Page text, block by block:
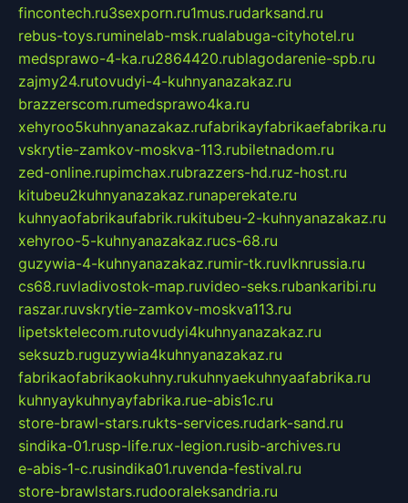
fincontech.ru3sexporn.ru1mus.rudarksand.ru
rebus-toys.ruminelab-msk.rualabuga-cityhotel.ru
medsprawo-4-ka.ru2864420.rublagodarenie-spb.ru
zajmy24.rutovudyi-4-kuhnyanazakaz.ru
brazzerscom.rumedsprawo4ka.ru
xehyroo5kuhnyanazakaz.rufabrikayfabrikaefabrika.ru
vskrytie-zamkov-moskva-113.rubiletnadom.ru
zed-online.rupimchax.rubrazzers-hd.ruz-host.ru
kitubeu2kuhnyanazakaz.runaperekate.ru
kuhnyaofabrikaufabrik.rukitubeu-2-kuhnyanazakaz.ru
xehyroo-5-kuhnyanazakaz.rucs-68.ru
guzywia-4-kuhnyanazakaz.rumir-tk.ruvlknrussia.ru
cs68.ruvladivostok-map.ruvideo-seks.rubankaribi.ru
raszar.ruvskrytie-zamkov-moskva113.ru
lipetsktelecom.rutovudyi4kuhnyanazakaz.ru
seksuzb.ruguzywia4kuhnyanazakaz.ru
fabrikaofabrikaokuhny.rukuhnyaekuhnyaafabrika.ru
kuhnyaykuhnyayfabrika.rue-abis1c.ru
store-brawl-stars.rukts-services.rudark-sand.ru
sindika-01.rusp-life.rux-legion.rusib-archives.ru
e-abis-1-c.rusindika01.ruvenda-festival.ru
store-brawlstars.rudooraleksandria.ru